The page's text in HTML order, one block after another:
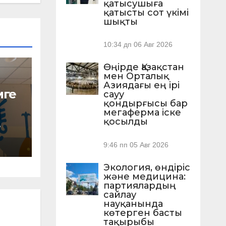
қатысушыға
қатысты сот үкімі
шықты
10:34 дп 06 Авг 2026
Өңірде Қазақстан
мен Орталық
Азиядағы ең ірі
сауу
қондырғысы бар
мегаферма іске
қосылды
9:46 пп 05 Авг 2026
Экология, өндіріс
және медицина:
партиялардың
сайлау
науқанында
көтерген басты
тақырыбы